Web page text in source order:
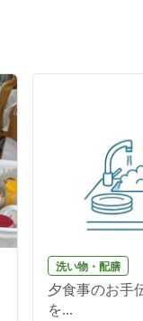
洗い物・配膳
夕食事のお手
を...